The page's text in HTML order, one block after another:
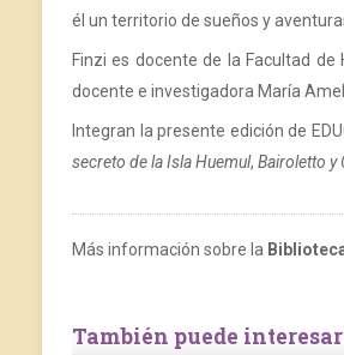
él un territorio de sueños y
Finzi es docente de la Facultad
docente e investigadora María
Integran la presente edición de
secreto de la Isla Huemul, Bairoletto y
Más información sobre la
También puede